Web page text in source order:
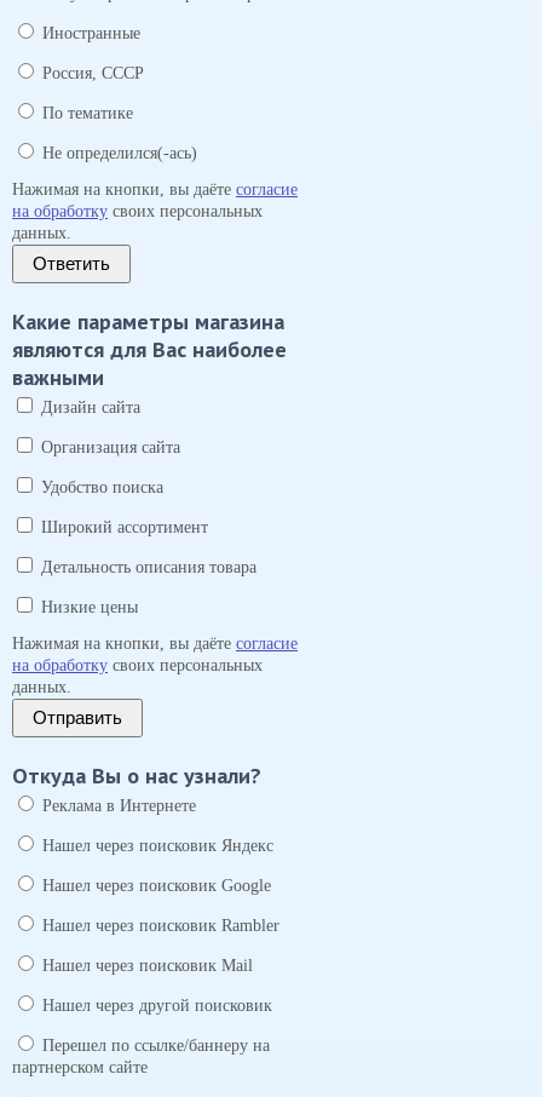
Иностранные
Россия, СССР
По тематике
Не определился(-ась)
Нажимая на кнопки, вы даёте согласие
на обработку своих персональных
данных.
Ответить
Какие параметры магазина
являются для Вас наиболее
важными
Дизайн сайта
Организация сайта
Удобство поиска
Широкий ассортимент
Детальность описания товара
Низкие цены
Нажимая на кнопки, вы даёте согласие
на обработку своих персональных
данных.
Отправить
Откуда Вы о нас узнали?
Реклама в Интернете
Нашел через поисковик Яндекс
Нашел через поисковик Google
Нашел через поисковик Rambler
Нашел через поисковик Mail
Нашел через другой поисковик
Перешел по ссылке/баннеру на
партнерском сайте